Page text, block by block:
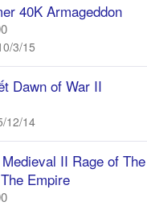
40K Armageddon
3/15
Dawn of War II
12/14
II Rage of
Empire